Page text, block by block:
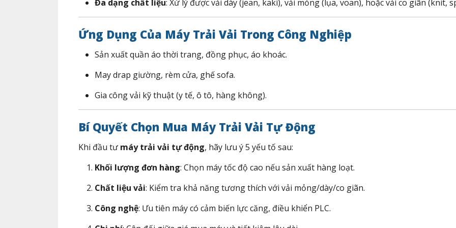
Đa dạng chất liệu: Xử lý được vải dày (jean, kaki), vải mỏng (lụa, voan), hoặc vải co giãn (knit,
Ứng Dụng Của Máy Trải Vải Trong Công Nghiệp
Sản xuất quần áo thời trang, đồng phục, áo khoác.
May drap giường, rèm cửa, ghế sofa.
Gia công vải kỹ thuật (y tế, ô tô, hàng không).
Bí Quyết Chọn Mua Máy Trải Vải Tự Động
Khi đầu tư máy trải vải tự động, hãy lưu ý 5 yếu tố sau:
Khối lượng đơn hàng: Chọn máy tốc độ cao nếu sản xuất hàng loạt.
Chất liệu vải: Kiểm tra khả năng tương thích với vải mỏng/dày/co giãn.
Công nghệ: Ưu tiên máy có cảm biến lực căng, điều khiển PLC.